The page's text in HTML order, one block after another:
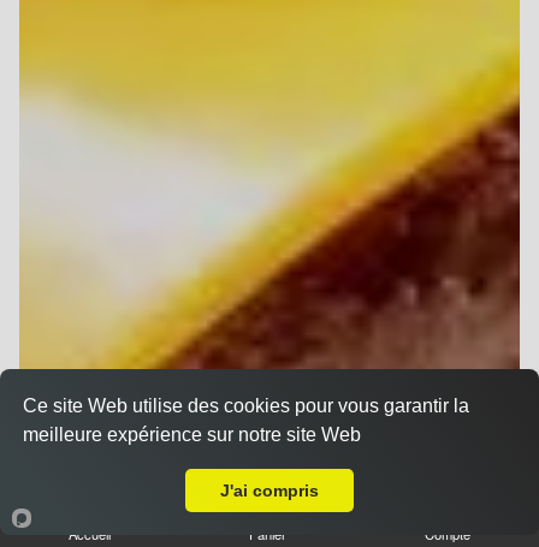
Accueil Panier Compte
Ce site Web utilise des cookies pour vous garantir la
meilleure expérience sur notre site Web
J'ai compris